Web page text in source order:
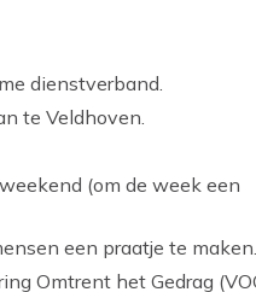
dienstverband.
te Veldhoven.
(om de week een
een praatje te maken.
Omtrent het Gedrag